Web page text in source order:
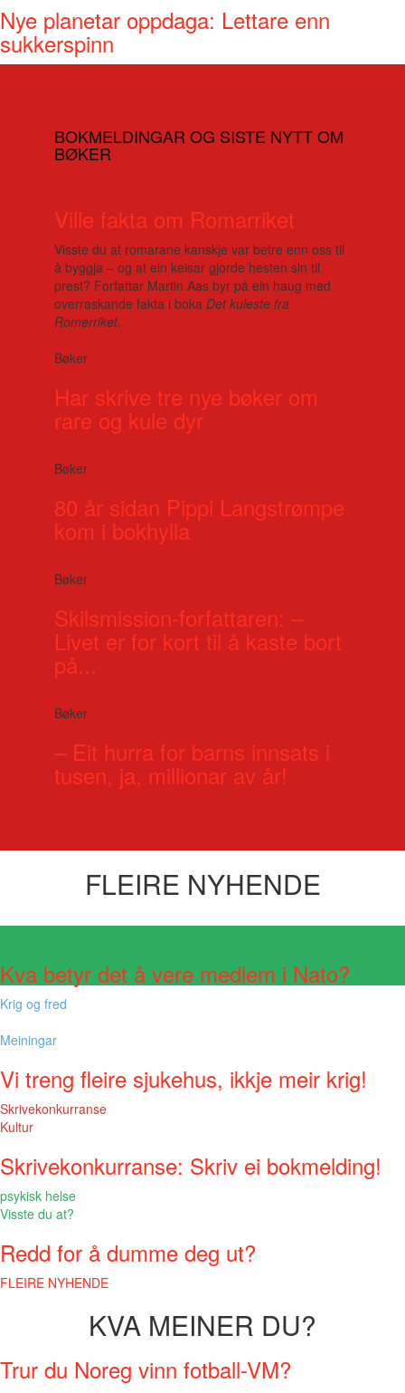
Nye planetar oppdaga: Lettare enn
sukkerspinn
BOKMELDINGAR OG SISTE NYTT OM
BØKER
Ville fakta om Romarriket
Visste du at romarane kanskje var betre enn oss til
å byggja – og at ein keisar gjorde hesten sin til
prest? Forfattar Martin Aas byr på ein haug med
overraskande fakta i boka Det kuleste fra
Romerriket.
Bøker
Har skrive tre nye bøker om
rare og kule dyr
Bøker
80 år sidan Pippi Langstrømpe
kom i bokhylla
Bøker
Skilsmission-forfattaren: –
Livet er for kort til å kaste bort
på...
Bøker
– Eit hurra for barns innsats i
tusen, ja, millionar av år!
FLEIRE NYHENDE
Kva betyr det å vere medlem i Nato?
Krig og fred
Meiningar
Vi treng fleire sjukehus, ikkje meir krig!
Skrivekonkurranse
Kultur
Skrivekonkurranse: Skriv ei bokmelding!
psykisk helse
Visste du at?
Redd for å dumme deg ut?
FLEIRE NYHENDE
KVA MEINER DU?
Trur du Noreg vinn fotball-VM?